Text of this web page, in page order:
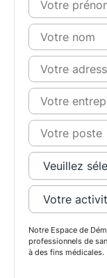
Notre Espace de
professionnels de
à des fins médicales.